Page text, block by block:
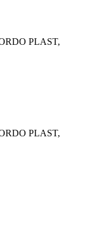
PLAST,
PLAST,